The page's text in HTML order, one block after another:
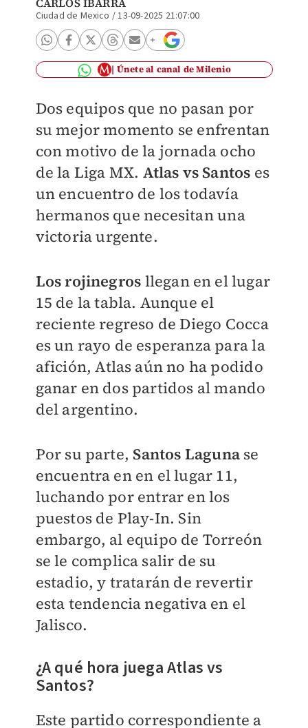
Ciudad de Mexico /13-09-2025 21:07:00
Únete al canal de Milenio
Dos equipos que no pasan por
su mejor momento se enfrentan
con motivo de la jornada ocho
de la Liga MX. Atlas vs Santos es
un encuentro de los todavía
hermanos que necesitan una
victoria urgente.
Los rojinegros llegan en el lugar
15 de la tabla. Aunque el
reciente regreso de Diego Cocca
es un rayo de esperanza para la
afición, Atlas aún no ha podido
ganar en dos partidos al mando
del argentino.
Por su parte, Santos Laguna se
encuentra en en el lugar 11,
luchando por entrar en los
puestos de Play-In. Sin
embargo, al equipo de Torreón
se le complica salir de su
estadio, y tratarán de revertir
esta tendencia negativa en el
Jalisco.
¿A qué hora juega Atlas vs
Santos?
Este partido correspondiente a